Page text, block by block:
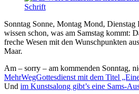
Sonntag Sonne, Montag Mond, Dienstag
wissen schon, was am Samstag kommt:
freche Wesen mit den Wunschpunkten
Maar.
Am – sorry – am kommenden Sonntag,
MehrWegGottesdienst mit dem Titel
Und im Kunstsalong gibt’s eine Sams-